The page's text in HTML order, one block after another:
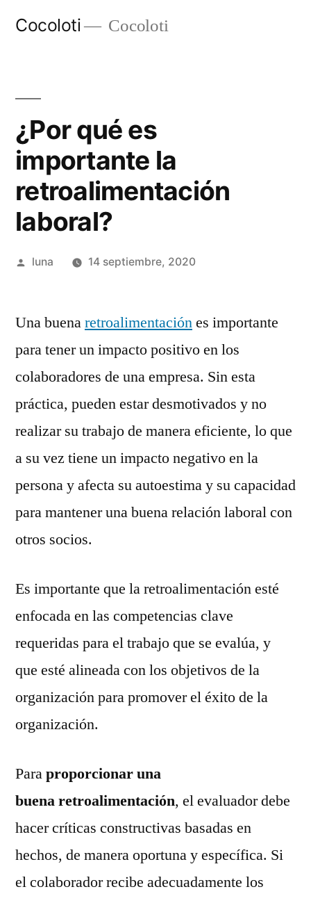
Cocoloti Cocoloti
¿Por qué es
importante la
retroalimentación
laboral?
Publicado
luna 14 septiembre, 2020
Una buenaretroalimentaciónes importante
para tener un impacto positivo en los
colaboradores de una empresa. Sin esta
práctica, pueden estar desmotivados y no
realizar su trabajo de manera eficiente, lo que
a su vez tiene un impacto negativo en la
persona y afecta su autoestima y su capacidad
para mantener una buena relación laboral con
otros socios.
Es importante que la retroalimentación esté
enfocada en las competencias clave
requeridas para el trabajo que se evalúa, y
que esté alineada con los objetivos de la
organización para promover el éxito de la
organización.
Paraproporcionar una
buenaretroalimentación, el evaluador debe
hacer críticas constructivas basadas ​​en
hechos, de manera oportuna y específica. Si
el colaborador recibe adecuadamente los